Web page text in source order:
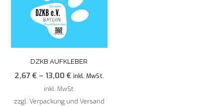
DZKB AUFKLEBER
2,67 €– 13,00 € inkl. MwSt.
inkl. MwSt.
zzgl. Verpackung und Versand